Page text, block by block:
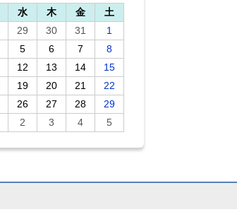
水 木 金
土
29 30 31
1
5 6 7
8
12 13 14
15
19 20 21
22
26 27 28
29
2 3 4 5